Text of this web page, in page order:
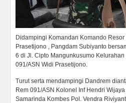
Didampingi Komandan Komando
Prasetijono , Pangdam Subiyanto
6 di Jl. Cipto Mangunkusumo
091/ASN Widi Prasetijono.
Turut serta mendampingi Dandrem
Rem 091/ASN Kolonel Inf Hendri
Samarinda Kombes Pol. Vendra